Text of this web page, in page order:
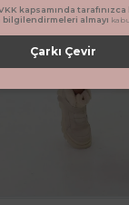
kapsamında
almayı
Çarkı Çevir